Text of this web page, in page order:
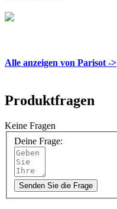
Alle anzeigen von Parisot ->
Produktfragen
Keine Fragen
Deine Frage:
Senden Sie die Frage